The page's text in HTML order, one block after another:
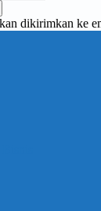
dikirimkan ke